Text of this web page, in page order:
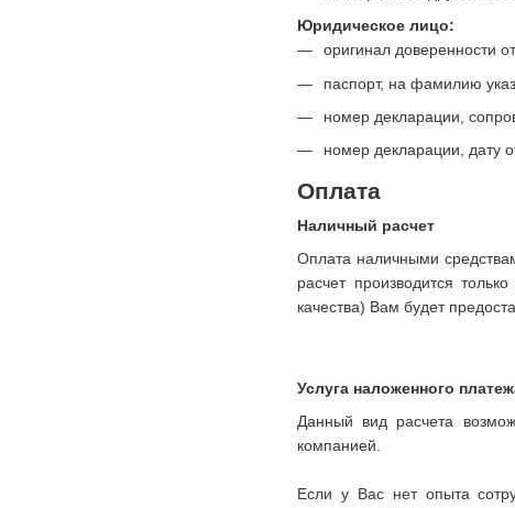
Юридическое лицо:
оригинал доверенности
паспорт, на фамилию
номер декларации,
номер декларации, дату
Оплата
Наличный расчет
Оплата наличными
расчет производится
качества) Вам будет
Услуга наложенного
Данный вид расчета
компанией.
Если у Вас нет опыта